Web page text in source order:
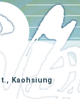
Kaohsiung